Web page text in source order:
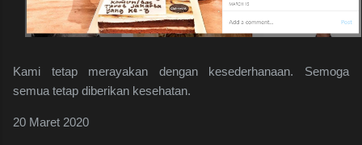
Kami tetap merayakan dengan kesederhanaan. Semoga
semua tetap diberikan kesehatan.
20 Maret 2020